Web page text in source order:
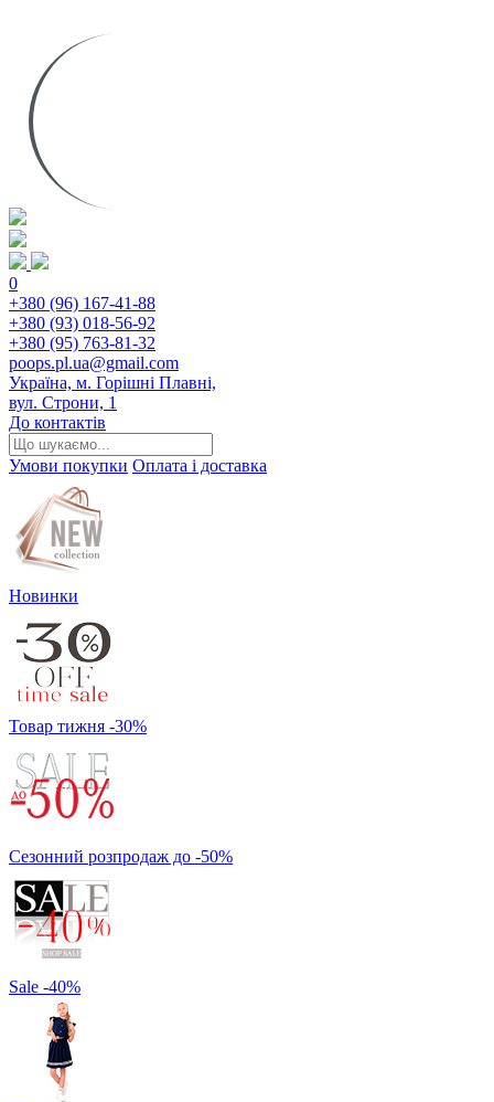
0
+380 (96) 167-41-88
+380 (93) 018-56-92
+380 (95) 763-81-32
poops.pl.ua@gmail.com
Україна, м. Горішні Плавні,
вул. Строни, 1
До контактів
Умови покупки Оплата і доставка
Новинки
Товар тижня -30%
Сезонний розпродаж до -50%
Sale -40%